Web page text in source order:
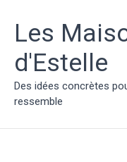
contenu
Les
d'Estelle
Des idées concrètes
ressemble